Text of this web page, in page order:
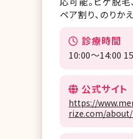
ペア割り、のりか
診療時間
10:00～14:00
公式サイト
https://
rize.com/